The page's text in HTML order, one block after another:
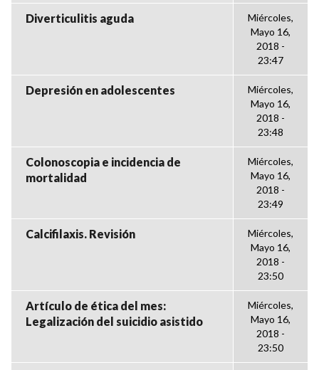
Diverticulitis aguda
Miércoles,
Mayo 16,
2018 -
23:47
Depresión en adolescentes
Miércoles,
Mayo 16,
2018 -
23:48
Colonoscopia e incidencia de
mortalidad
Miércoles,
Mayo 16,
2018 -
23:49
Calcifilaxis. Revisión
Miércoles,
Mayo 16,
2018 -
23:50
Artículo de ética del mes:
Legalización del suicidio asistido
Miércoles,
Mayo 16,
2018 -
23:50